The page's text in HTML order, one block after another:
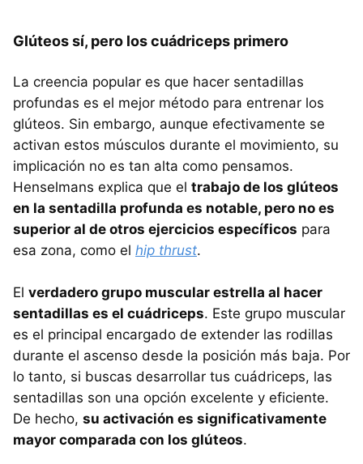
Glúteos sí, pero los cuádriceps primero
La creencia popular es que hacer sentadillas
profundas es el mejor método para entrenar los
glúteos. Sin embargo, aunque efectivamente se
activan estos músculos durante el movimiento, su
implicación no es tan alta como pensamos.
Henselmans explica que el trabajo de los glúteos
en la sentadilla profunda es notable, pero no es
superior al de otros ejercicios específicos para
esa zona, como el hip thrust.
El verdadero grupo muscular estrella al hacer
sentadillas es el cuádriceps. Este grupo muscular
es el principal encargado de extender las rodillas
durante el ascenso desde la posición más baja. Por
lo tanto, si buscas desarrollar tus cuádriceps, las
sentadillas son una opción excelente y eficiente.
De hecho, su activación es significativamente
mayor comparada con los glúteos.